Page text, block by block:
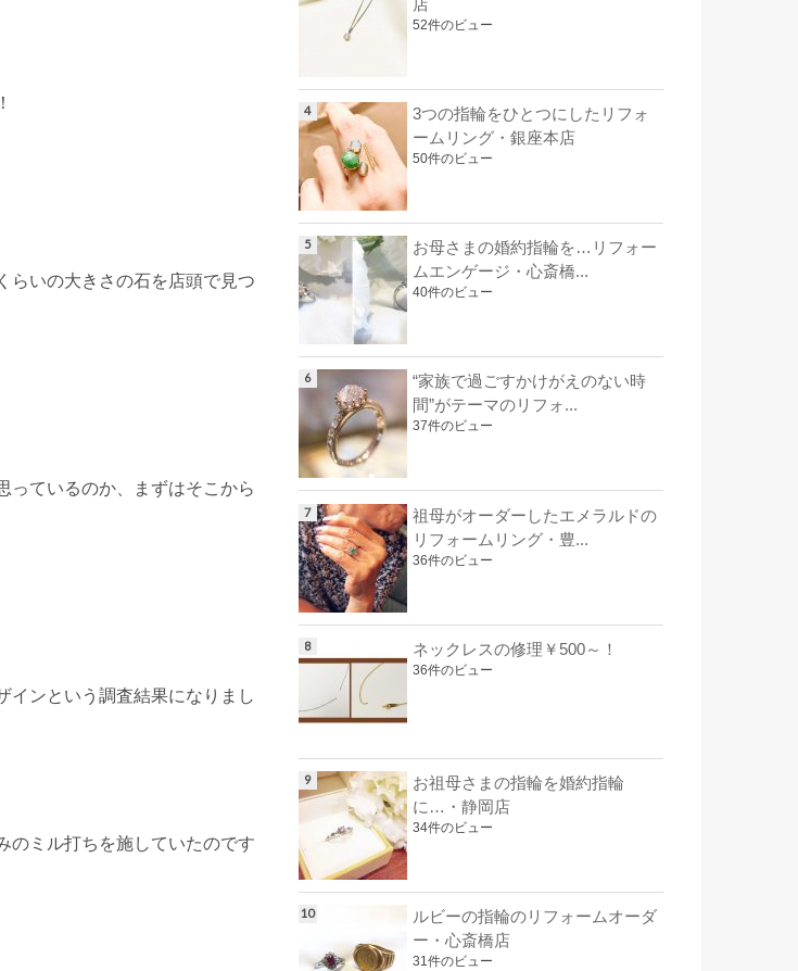
らいの大きさの石を店頭で見つ
っているのか、まずはそこから
インという調査結果になりまし
のミル打ちを施していたのです
店
52件のビュー
3つの指輪をひとつにしたリフォ
ームリング・銀座本店
50件のビュー
お母さまの婚約指輪を…リフォー
ムエンゲージ・心斎橋...
40件のビュー
“家族で過ごすかけがえのない時
間”がテーマのリフォ...
37件のビュー
祖母がオーダーしたエメラルドの
リフォームリング・豊...
36件のビュー
ネックレスの修理￥500～！
36件のビュー
お祖母さまの指輪を婚約指輪
に…・静岡店
34件のビュー
ルビーの指輪のリフォームオーダ
ー・心斎橋店
31件のビュー